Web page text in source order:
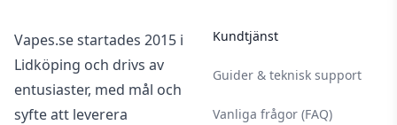
Vapes.se startades 2015 i
Lidköping och drivs av
entusiaster, med mål och
syfte att leverera
Kundtjänst
Guider & teknisk support
Vanliga frågor (FAQ)